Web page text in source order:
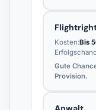
Kosten:Bis
Gute
Provision.